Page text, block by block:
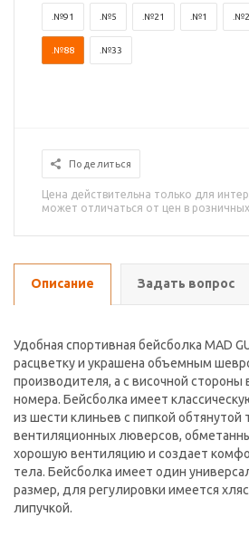
.№91 .№5 .№21 .№1
.№88 .№33
Поделиться
Цена действительна только для
может отличаться от цен в
Описание Задать вопрос
Удобная спортивная бейсболка MAD
расцветку и украшена объемным
производителя, а с височной
номера. Бейсболка имеет
из шести клиньев с пипкой обтянутой
вентиляционных люверсов,
хорошую вентиляцию и создает
тела. Бейсболка имеет один
размер, для регулировки имеется
липучкой.